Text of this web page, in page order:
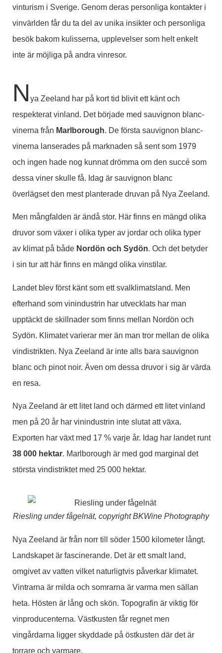
vinturism i Sverige. Genom deras personliga kontakter i
vinvärlden får du ta del av unika insikter och personliga
besök bakom kulisserna, upplevelser som helt enkelt
inte är möjliga på andra vinresor.
N ya Zeeland har på kort tid blivit ett känt och
respekterat vinland. Det började med sauvignon blanc-
vinerna från Marlborough. De första sauvignon blanc-
vinerna lanserades på marknaden så sent som 1979
och ingen hade nog kunnat drömma om den succé som
dessa viner skulle få. Idag är sauvignon blanc
överlägset den mest planterade druvan på Nya Zeeland.
Men mångfalden är ändå stor. Här finns en mängd olika
druvor som växer i olika typer av jordar och olika typer
av klimat på både Nordön och Sydön. Och det betyder
i sin tur att här finns en mängd olika vinstilar.
Landet blev först känt som ett svalklimatsland. Men
efterhand som vinindustrin har utvecklats har man
upptäckt de skillnader som finns mellan Nordön och
Sydön. Klimatet varierar mer än man tror mellan de olika
vindistrikten. Nya Zeeland är inte alls bara sauvignon
blanc och pinot noir. Även om dessa druvor i sig är värda
en resa.
Nya Zeeland är ett litet land och därmed ett litet vinland
men på 20 år har vinindustrin inte slutat att växa.
Exporten har växt med 17 % varje år. Idag har landet runt
38 000 hektar. Marlborough är med god marginal det
största vindistriktet med 25 000 hektar.
Riesling under fågelnät, copyright BKWine Photography
Nya Zeeland är från norr till söder 1500 kilometer långt.
Landskapet är fascinerande. Det är ett smalt land,
omgivet av vatten vilket naturligtvis påverkar klimatet.
Vintrarna är milda och somrarna är varma men sällan
heta. Hösten är lång och skön. Topografin är viktig för
vinproducenterna. Västkusten får regnet men
vingårdarna ligger skyddade på östkusten där det är
torrare och varmare.